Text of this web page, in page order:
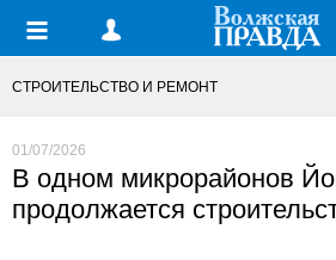
СТРОИТЕЛЬСТВО И РЕМОНТ
01/07/2026
В одном микрорайонов
продолжается